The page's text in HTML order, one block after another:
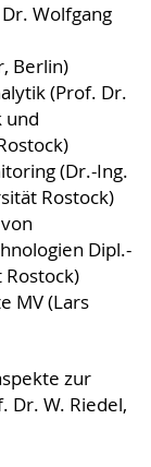
Wolfgang
Berlin)
(Prof. Dr.
und
(Dr.-Ing.
Rostock)
Dipl.-
Rostock)
MV (Lars
zur
Dr. W. Riedel,